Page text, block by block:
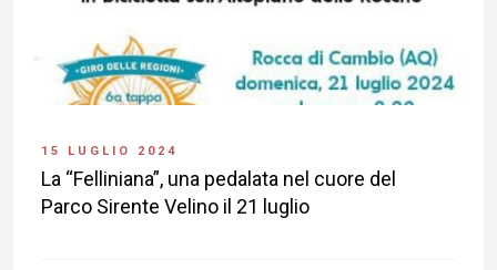
15 LUGLIO 2024
La “Felliniana”, una pedalata nel cuore del
Parco Sirente Velino il 21 luglio